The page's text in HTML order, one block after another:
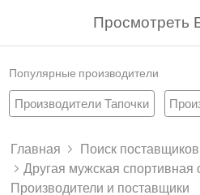
Просмотреть
Популярные производители
Производители Тапочки
Производители Кожаные Туфли
Завод Пу Обувь
Модная Обувь Скидочные
Главная Поиск поставщиков
Другая мужская спортивная
Производители и поставщики